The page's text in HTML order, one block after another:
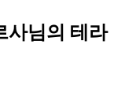
사님의 테라